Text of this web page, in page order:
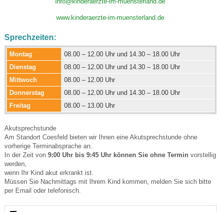
www.kinderaerzte-im-muensterland.de
Sprechzeiten:
Montag
08.00 – 12.00 Uhr und 14.30 – 18.00 Uhr
Dienstag
08.00 – 12.00 Uhr und 14.30 – 18.00 Uhr
Mittwoch
08.00 – 12.00 Uhr
Donnerstag
08.00 – 12.00 Uhr und 14.30 – 18.00 Uhr
Freitag
08.00 – 13.00 Uhr
Akutsprechstunde
Am Standort Coesfeld bieten wir Ihnen eine Akutsprechstunde ohne
vorherige Terminabsprache an.
In der Zeit von 9:00 Uhr bis 9:45 Uhr können Sie ohne Termin vorstellig
werden,
wenn Ihr Kind akut erkrankt ist.
Müssen Sie Nachmittags mit Ihrem Kind kommen, melden Sie sich bitte
per Email oder telefonisch.